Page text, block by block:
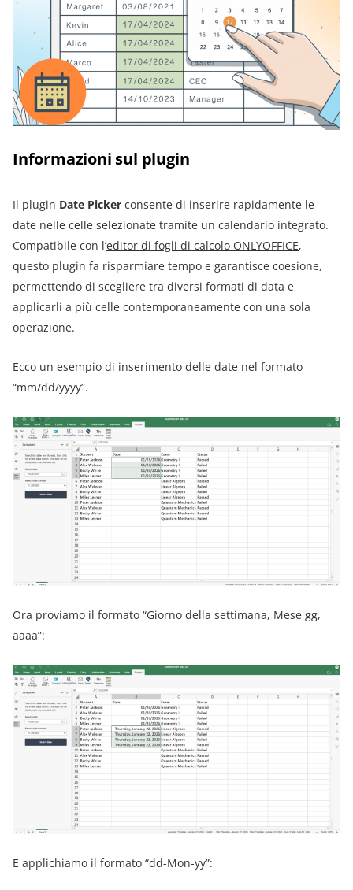
Informazioni sul plugin
Il plugin Date Picker consente di inserire rapidamente le
date nelle celle selezionate tramite un calendario integrato.
Compatibile con l’editor di fogli di calcolo ONLYOFFICE,
questo plugin fa risparmiare tempo e garantisce coesione,
permettendo di scegliere tra diversi formati di data e
applicarli a più celle contemporaneamente con una sola
operazione.
Ecco un esempio di inserimento delle date nel formato
“mm/dd/yyyy”.
Ora proviamo il formato “Giorno della settimana, Mese gg,
aaaa”:
E applichiamo il formato “dd-Mon-yy”: